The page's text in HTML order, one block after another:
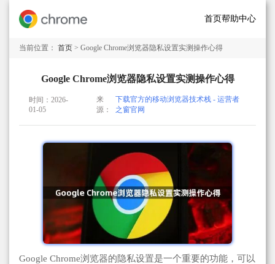
首页帮助中心
当前位置： 首页 > Google Chrome浏览器隐私设置实测操作心得
Google Chrome浏览器隐私设置实测操作心得
时间：2026-
01-05
来
源：
下载官方的移动浏览器技术栈 - 运营者
之窗官网
Google Chrome浏览器的隐私设置是一个重要的功能，可以